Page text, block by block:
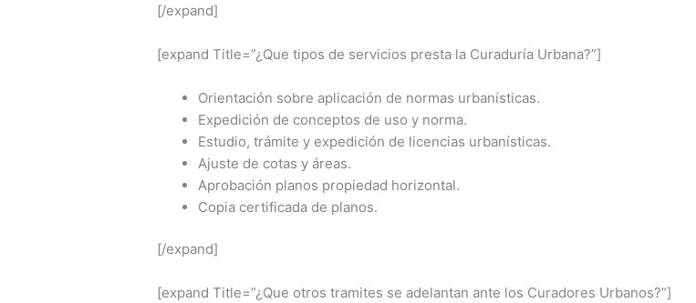
[/expand]
[expand Title=”¿Que tipos de servicios presta la Curaduría Urbana?”]
Orientación sobre aplicación de normas urbanísticas.
Expedición de conceptos de uso y norma.
Estudio, trámite y expedición de licencias urbanísticas.
Ajuste de cotas y áreas.
Aprobación planos propiedad horizontal.
Copia certificada de planos.
[/expand]
[expand Title=”¿Que otros tramites se adelantan ante los Curadores Urbanos?”]